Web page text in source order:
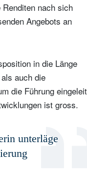
nach sich
Angebots an
in die Länge
auch die
die Führung
ist gross.
unterläge